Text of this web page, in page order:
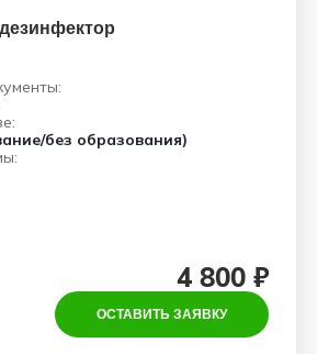
без образования)
4 800 ₽
ОСТАВИТЬ ЗАЯВКУ